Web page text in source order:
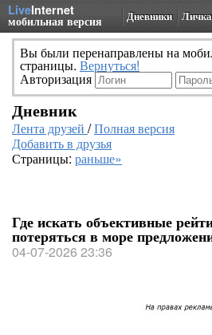
LiveInternet
мобильная версия Дневники Личка
Вы были перенаправлены на
страницы. Вернуться!
Авторизация
Дневник
Лента друзей /Полная версия
Добавить в друзья
Страницы: раньше»
Где искать объективные
потеряться в море
04-07-2026 23:36